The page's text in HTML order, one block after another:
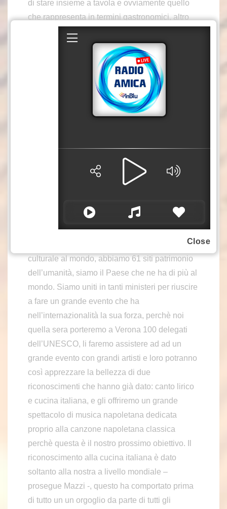
di stare insieme a tavola e ovviamente quello
che rappresenta in termini gastronomici, altro
ministro dell’Agricoltura, Francesco Lollobrigida
– lo festeggiamo a Verona, insieme alla musica
lirica, e contemporaneamente lanciamo la
candidatura della canzone napoletana classica.
Ci sarà anche un grande brindisi, forse il più
grande, per i risultati ottenuti ma sarà anche un
anche in una situazione complessa come
quella che stiamo attraversando al livello
mondiale. Oggi l’Italia è un punto di riferimento
Gianmarco Mazzi, ricorda come l’Italia sia
“campione del mondo, non per il calcio, ma
nella cultura. Noi siamo la più grande potenza
culturale al mondo, abbiamo 61 siti patrimonio
dell’umanità, siamo il Paese che ne ha di più al
mondo. Siamo uniti in tanti ministeri per riuscire
a fare un grande evento che ha
nell’internazionalità la sua forza, perchè noi
quella sera porteremo a Verona 100 delegati
dell’UNESCO, li faremo assistere ad ad un
grande evento con grandi artisti e loro potranno
così apprezzare la bellezza di due
riconoscimenti che hanno già dato: canto lirico
e cucina italiana, e gli offriremo un grande
spettacolo di musica napoletana dedicata
proprio alla canzone napoletana classica
perchè questa è il nostro prossimo obiettivo. Il
riconoscimento alla cucina italiana è dato
soltanto alla nostra a livello mondiale –
prosegue Mazzi -, questo ha comportato prima
di tutto un un orgoglio da parte di tutti gli
Close